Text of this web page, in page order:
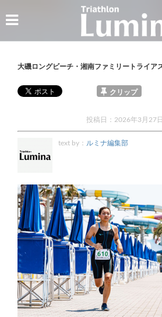
大磯ロングビーチ・湘南ファミリートライア
クリップ
投稿日：2026年3月27
text by： ルミナ編集部